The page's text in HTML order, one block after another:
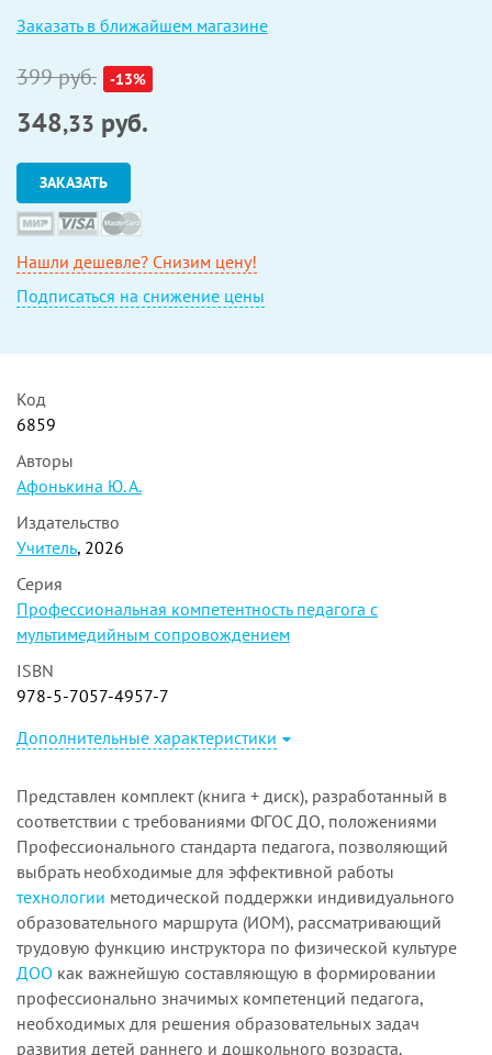
Заказать в ближайшем магазине
399 руб. -13%
348,33 руб.
ЗАКАЗАТЬ
Нашли дешевле? Снизим цену!
Подписаться на снижение цены
Код
6859
Авторы
Афонькина Ю. А.
Издательство
Учитель, 2026
Серия
Профессиональная компетентность педагога с
мультимедийным сопровождением
ISBN
978-5-7057-4957-7
Дополнительные характеристики
Представлен комплект (книга + диск), разработанный в
соответствии с требованиями ФГОС ДО, положениями
Профессионального стандарта педагога, позволяющий
выбрать необходимые для эффективной работы
технологии методической поддержки индивидуального
образовательного маршрута (ИОМ), рассматривающий
трудовую функцию инструктора по физической культуре
ДОО как важнейшую составляющую в формировании
профессионально значимых компетенций педагога,
необходимых для решения образовательных задач
развития детей раннего и дошкольного возраста.